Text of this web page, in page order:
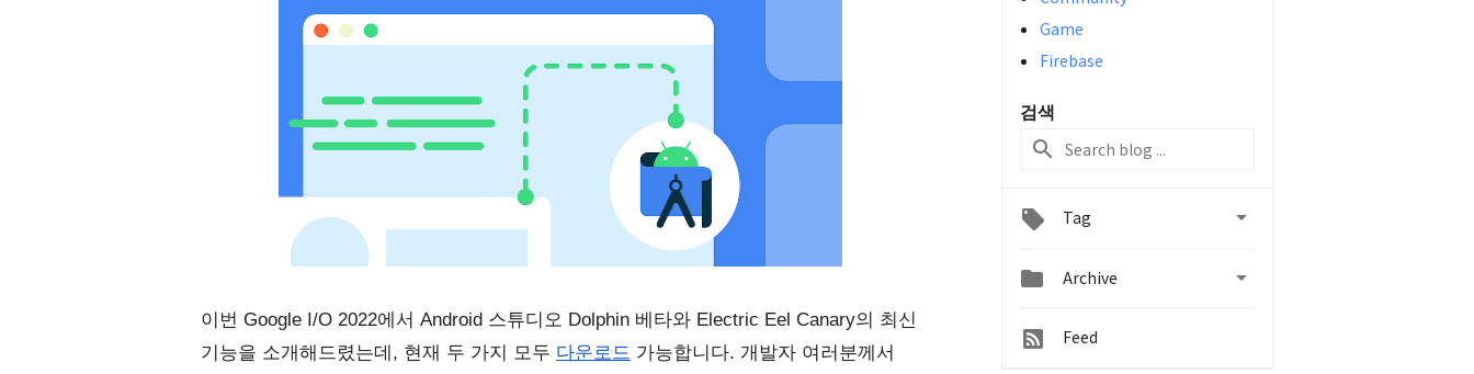
이번 Google I/O 2022에서 Android 스튜디오 Dolphin 베타와 Electric Eel Canary의 최신
기능을 소개해드렸는데, 현재 두 가지 모두 다운로드 가능합니다. 개발자 여러분께서
Game
Firebase
검색
Tag 
 Archive 
Feed